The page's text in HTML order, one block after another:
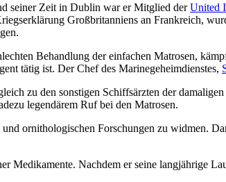
seiner Zeit in Dublin war er Mitglied derUnited
Großbritanniens an Frankreich,
Behandlung der einfachen Matrosen,
tätig ist. Der Chef des Marinegeheimdienstes,
zu den sonstigen Schiffsärzten der
legendärem Ruf bei den Matrosen.
ornithologischen Forschungen zu widmen.
Medikamente. Nachdem er seine langjährige